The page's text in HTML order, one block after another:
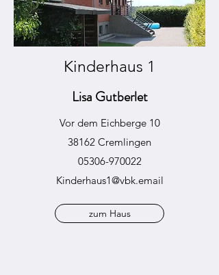
Kinderhaus 1
Lisa Gutberlet
Vor dem Eichberge 10
38162 Cremlingen
05306-970022
Kinderhaus1@vbk.email
zum Haus